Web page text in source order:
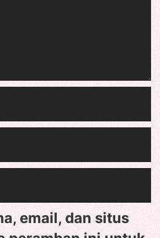
email, dan situs